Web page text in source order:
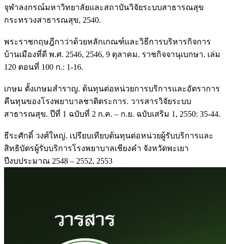
จุฬาลงกรณ์มหาวิทยาลัยและสถาบันวิจัยระบบสาธารณสุข
กระทรวงสาธารณสุข, 2540.
พระราชกฤษฎีกาว่าด้วยหลักเกณฑ์และวิธีการบริหารกิจการ
บ้านเมืองที่ดี พ.ศ. 2546, 2546, 9 ตุลาคม. ราชกิจจานุเบกษา. เล่ม
120 ตอนที่ 100 ก.: 1-16.
เกษม ตั้งเกษมสำราญ. ต้นทุนต่อหน่วยการบริการและอัตราการ
คืนทุนของโรงพยาบาลชาติตระการ. วารสารวิจัยระบบ
สาธารณสุข. ปีที่ 1 ฉบับที่ 2 ก.ค. – ก.ย. ฉบับเสริม 1, 2550: 35-44.
ธีระศักดิ์ วงศ์ใหญ่. เปรียบเทียบต้นทุนต่อหน่วยผู้รับบริการและ
สิทธิบัตรผู้รับบริการโรงพยาบาลเชียงคำ จังหวัดพะเยา
ปีงบประมาณ 2548 – 2552, 2553